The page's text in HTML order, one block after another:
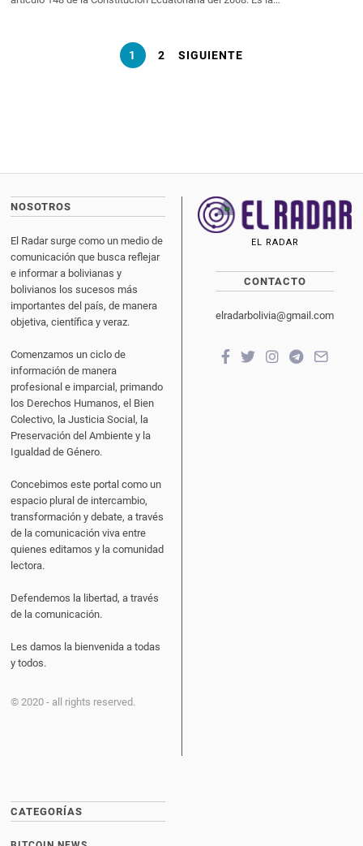
1 2 SIGUIENTE
NOSOTROS
El Radar surge como un medio de
comunicación que busca reflejar
e informar a bolivianas y
bolivianos los sucesos más
importantes del país, de manera
objetiva, científica y veraz.
Comenzamos un ciclo de
información de manera
profesional e imparcial, primando
los Derechos Humanos, el Bien
Colectivo, la Justicia Social, la
Preservación del Ambiente y la
Igualdad de Género.
Concebimos este portal como un
espacio plural de intercambio,
transformación y debate, a través
de la comunicación viva entre
quienes editamos y la comunidad
lectora.
Defendemos la libertad, a través
de la comunicación.
Les damos la bienvenida a todas
y todos.
© 2020 - all rights reserved.
EL RADAR
CONTACTO
elradarbolivia@gmail.com
CATEGORÍAS